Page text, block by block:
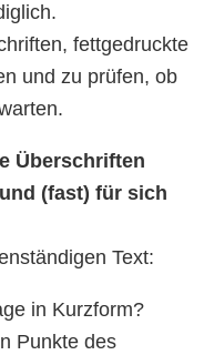
fettgedruckte
und zu prüfen, ob
Überschriften
(fast) für sich
Text:
in Kurzform?
Punkte des